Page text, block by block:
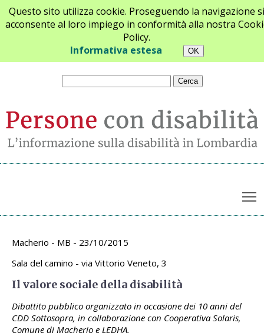
Questo sito utilizza cookie. Proseguendo la navigazione si
acconsente al loro impiego in conformità alla nostra
Policy.
Informativa estesa
Chi siamo Newsletter Contatti
Archivio appuntamenti
Macherio - MB - 23/10/2015
Sala del camino - via Vittorio Veneto, 3
Il valore sociale della disabilità
Dibattito pubblico organizzato in occasione dei 10 anni del
CDD Sottosopra, in collaborazione con Cooperativa Solaris,
Comune di Macherio e LEDHA.